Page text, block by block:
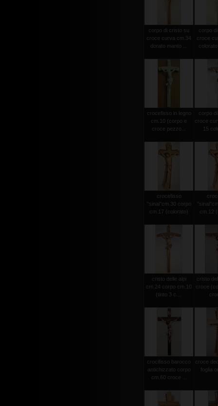
corpo di cristo su
croce curva cm.34
dorato manto ...
corpo
croce
crocefisso in legno
cm.10 (corpo e
croce pezzo...
corpo
croce
15
crocefisso
"sinai"cm.30 corpo
cm.17 (colorato)
cm.12
cristo delle alpi
cm.24 corpo cm.10
(tinto 3 c....
cristo
croce
crocifisso barocco
antichizzato corpo
cm.60 croce ...
croce
foglia